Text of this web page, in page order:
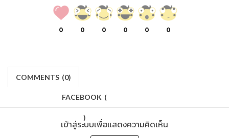
0 0 0 0 0 0
COMMENTS (0)
FACEBOOK (
)
เข้าสู่ระบบเพื่อแสดงความคิดเห็น